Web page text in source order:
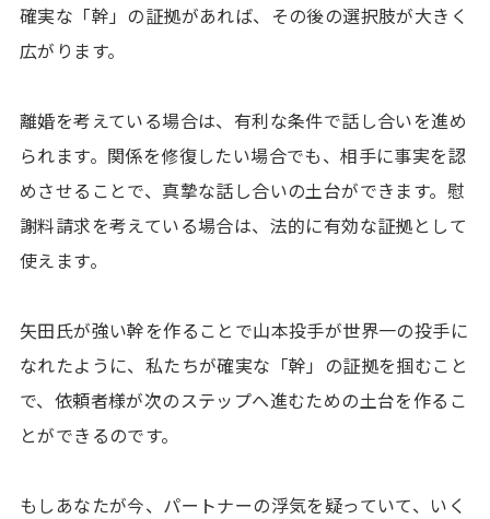
確実な「幹」の証拠があれば、その後の選択肢が大きく
広がります。
離婚を考えている場合は、有利な条件で話し合いを進め
られます。関係を修復したい場合でも、相手に事実を認
めさせることで、真摯な話し合いの土台ができます。慰
謝料請求を考えている場合は、法的に有効な証拠として
使えます。
矢田氏が強い幹を作ることで山本投手が世界一の投手に
なれたように、私たちが確実な「幹」の証拠を掴むこと
で、依頼者様が次のステップへ進むための土台を作るこ
とができるのです。
もしあなたが今、パートナーの浮気を疑っていて、いく